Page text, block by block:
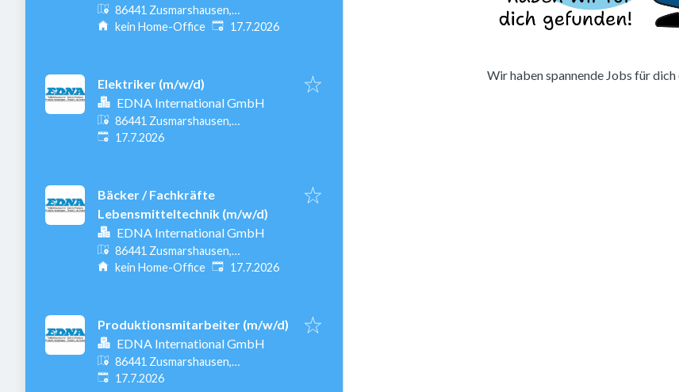
86441 Zusmarshausen,
Deutschland
kein Home-Office Veröffentlicht
17.7.2026
Elektriker (m/w/d)
EDNA International GmbH
86441 Zusmarshausen,
Deutschland
Veröffentlicht
17.7.2026
Bäcker / Fachkräfte
Lebensmitteltechnik (m/w/d)
EDNA International GmbH
86441 Zusmarshausen,
Deutschland
kein Home-Office Veröffentlicht
17.7.2026
Produktionsmitarbeiter (m/w/d)
EDNA International GmbH
86441 Zusmarshausen,
Deutschland
Veröffentlicht
17.7.2026
Wir haben spannende Jobs für